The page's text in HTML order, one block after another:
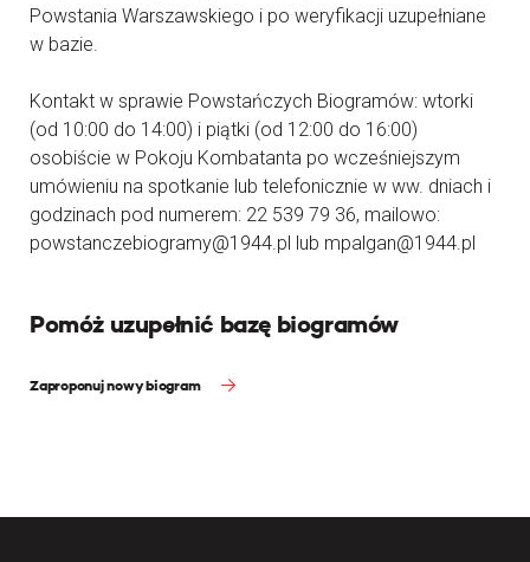
Powstania Warszawskiego i po weryfikacji uzupełniane
w bazie.
Kontakt w sprawie Powstańczych Biogramów: wtorki
(od 10:00 do 14:00) i piątki (od 12:00 do 16:00)
osobiście w Pokoju Kombatanta po wcześniejszym
umówieniu na spotkanie lub telefonicznie w ww. dniach i
godzinach pod numerem: 22 539 79 36, mailowo:
powstanczebiogramy@1944.pl lub mpalgan@1944.pl
Pomóż uzupełnić bazę biogramów
Zaproponuj nowy biogram